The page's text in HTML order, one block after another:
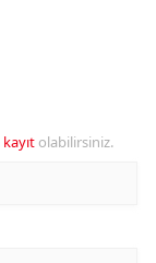
kayıt olabilirsiniz.